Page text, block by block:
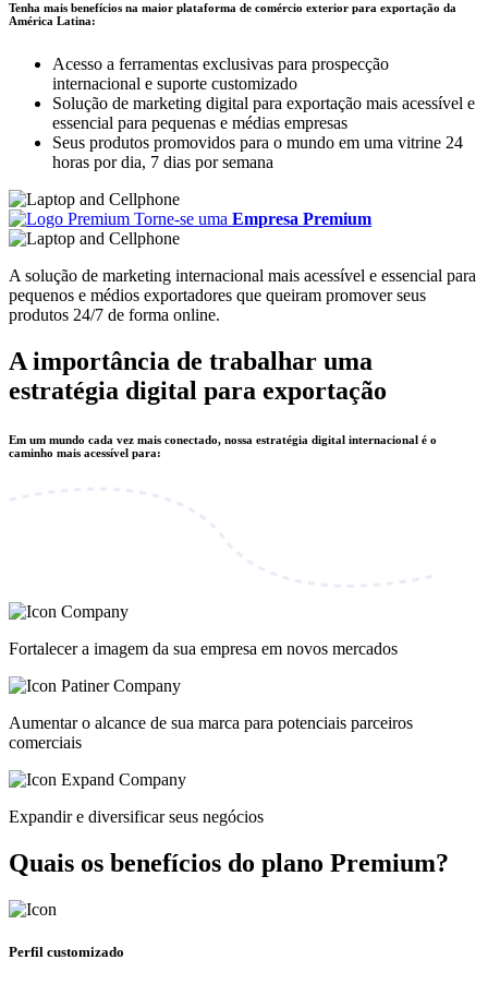
Tenha mais benefícios na maior plataforma de comércio exterior para exportação da
América Latina:
Acesso a ferramentas exclusivas para prospecção
internacional e suporte customizado
Solução de marketing digital para exportação mais acessível e
essencial para pequenas e médias empresas
Seus produtos promovidos para o mundo em uma vitrine 24
horas por dia, 7 dias por semana
Torne-se uma Empresa Premium
A solução de marketing internacional mais acessível e essencial para
pequenos e médios exportadores que queiram promover seus
produtos 24/7 de forma online.
A importância de trabalhar uma
estratégia digital para exportação
Em um mundo cada vez mais conectado, nossa estratégia digital internacional é o
caminho mais acessível para:
Fortalecer a imagem da sua empresa em novos mercados
Aumentar o alcance de sua marca para potenciais parceiros
comerciais
Expandir e diversificar seus negócios
Quais os benefícios do plano Premium?
Perfil customizado